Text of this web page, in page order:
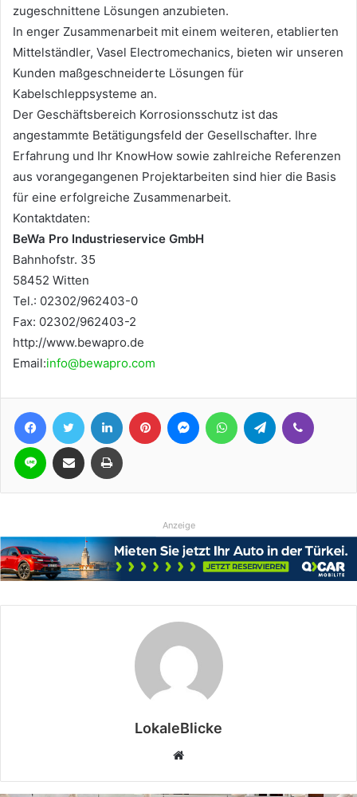
zugeschnittene Lösungen anzubieten.
In enger Zusammenarbeit mit einem weiteren, etablierten
Mittelständler, Vasel Electromechanics, bieten wir unseren
Kunden maßgeschneiderte Lösungen für
Kabelschleppsysteme an.
Der Geschäftsbereich Korrosionsschutz ist das
angestammte Betätigungsfeld der Gesellschafter. Ihre
Erfahrung und Ihr KnowHow sowie zahlreiche Referenzen
aus vorangegangenen Projektarbeiten sind hier die Basis
für eine erfolgreiche Zusammenarbeit.
Kontaktdaten:
BeWa Pro Industrieservice GmbH
Bahnhofstr. 35
58452 Witten
Tel.: 02302/962403-0
Fax: 02302/962403-2
http://www.bewapro.de
Email:info@bewapro.com
FacebookTwitter LinkedIn Pinterest MessengerWhatsAppTelegram
Line Teile per E-Mail Drucken
Anzeige
LokaleBlicke
Webseite